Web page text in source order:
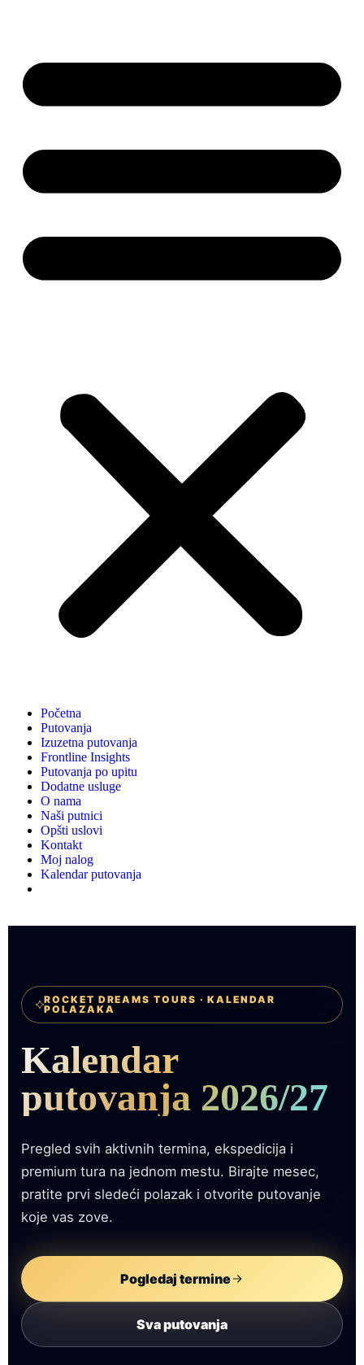
Početna
Putovanja
Izuzetna putovanja
Frontline Insights
Putovanja po upitu
Dodatne usluge
O nama
Naši putnici
Opšti uslovi
Kontakt
Moj nalog
Kalendar putovanja
ROCKET DREAMS TOURS · KALENDAR
POLAZAKA
Kalendar
putovanja 2026/27
Pregled svih aktivnih termina, ekspedicija i
premium tura na jednom mestu. Birajte mesec,
pratite prvi sledeći polazak i otvorite putovanje
koje vas zove.
Pogledaj termine
Sva putovanja